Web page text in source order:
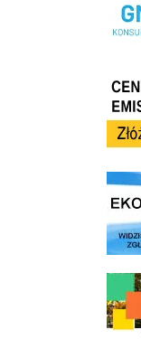
link
link do